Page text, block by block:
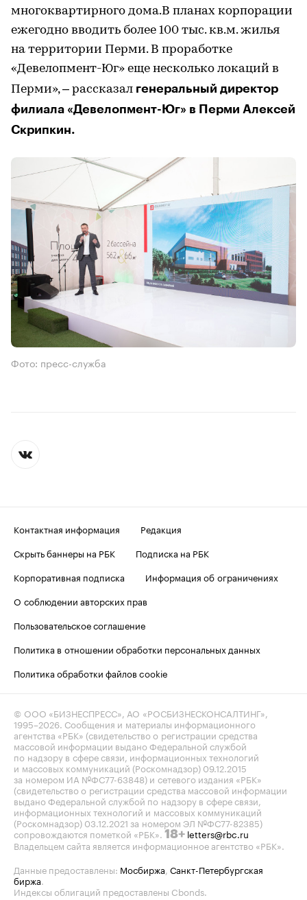
многоквартирного дома.В планах корпорации
ежегодно вводить более 100 тыс. кв.м. жилья
на территории Перми. В проработке
«Девелопмент-Юг» еще несколько локаций в
Перми», – рассказал генеральный директор
филиала «Девелопмент-Юг» в Перми Алексей
Скрипкин.
Фото: пресс-служба
Контактная информация
Редакция
Скрыть баннеры на РБК
Подписка на РБК
Корпоративная подписка
Информация об ограничениях
О соблюдении авторских прав
Пользовательское соглашение
Политика в отношении обработки персональных данных
Политика обработки файлов cookie
© ООО «БИЗНЕСПРЕСС», АО «РОСБИЗНЕСКОНСАЛТИНГ»,
1995–2026 . Сообщения и материалы информационного
агентства «РБК» (свидетельство о регистрации средства
массовой информации выдано Федеральной службой
по надзору в сфере связи, информационных технологий
и массовых коммуникаций (Роскомнадзор) 09.12.2015
за номером ИА №ФС77-63848) и сетевого издания «РБК»
(свидетельство о регистрации средства массовой информации
выдано Федеральной службой по надзору в сфере связи,
информационных технологий и массовых коммуникаций
(Роскомнадзор) 03.12.2021 за номером ЭЛ №ФС77-82385)
сопровождаются пометкой «РБК». 18+ letters@rbc.ru
Владельцем сайта является информационное агентство «РБК».
Данные предоставлены: Мосбиржа Санкт-Петербургская
биржа
Индексы облигаций предоставлены Cbonds.